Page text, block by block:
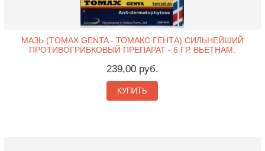
МАЗЬ (TOMAX GENTA - ТОМАКС ГЕНТА) СИЛЬНЕЙШИЙ
ПРОТИВОГРИБКОВЫЙ ПРЕПАРАТ - 6 ГР. ВЬЕТНАМ.
239,00 руб.
КУПИТЬ